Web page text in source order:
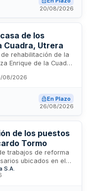
contractual incluye
base de licitación se
20/08/2026
de los
Cuadra, Utrera
rehabilitación de la
Enrique de la Cuadra
comprende la fase 0
del
del Plan Provincial
del contrato
técnicas, de
08/2026
En Plazo
26/08/2026
de los puestos
Tormo
trabajos de reforma
ubicados en el
todos los
de la obra
S.A.